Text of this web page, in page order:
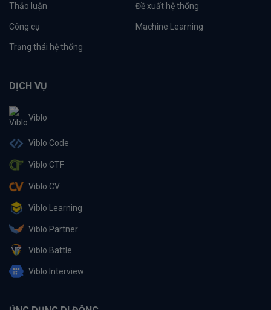
Thảo luận Đề xuất hệ thống
Công cụ Machine Learning
Trạng thái hệ thống
DỊCH VỤ
Viblo
Viblo Code
Viblo CTF
Viblo CV
Viblo Learning
Viblo Partner
Viblo Battle
Viblo Interview